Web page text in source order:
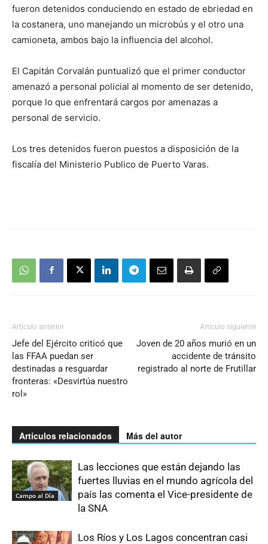
fueron detenidos conduciendo en estado de ebriedad en
la costanera, uno manejando un microbús y el otro una
camioneta, ambos bajo la influencia del alcohol.
El Capitán Corvalán puntualizó que el primer conductor
amenazó a personal policial al momento de ser detenido,
porque lo que enfrentará cargos por amenazas a
personal de servicio.
Los tres detenidos fueron puestos a disposición de la
fiscalía del Ministerio Publico de Puerto Varas.
Artículo anterior
Jefe del Ejército criticó que
las FFAA puedan ser
destinadas a resguardar
fronteras: «Desvirtúa nuestro
rol»
Artículo siguiente
Joven de 20 años murió en un
accidente de tránsito
registrado al norte de Frutillar
Artículos relacionados Más del autor
Campo al Día
Las lecciones que están dejando las
fuertes lluvias en el mundo agrícola del
país las comenta el Vice-presidente de
la SNA
Los Ríos y Los Lagos concentran casi